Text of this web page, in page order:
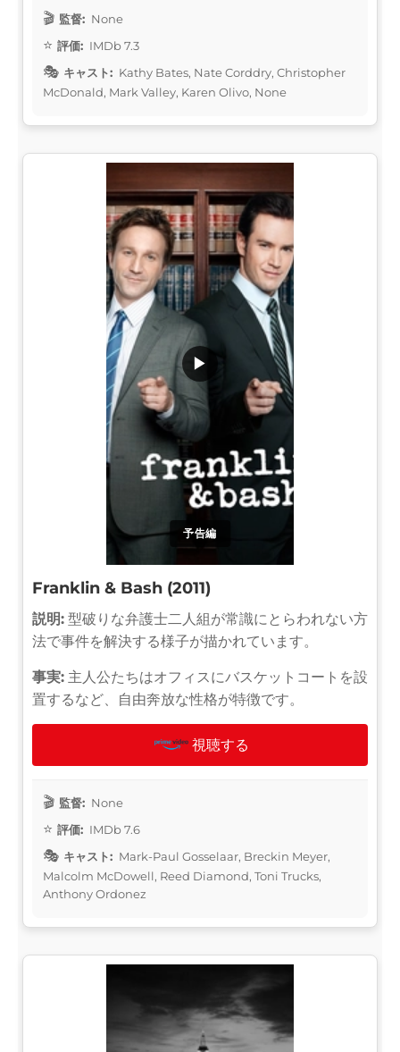
監督: None
評価: IMDb 7.3
キャスト: Kathy Bates, Nate Corddry, Christopher
McDonald, Mark Valley, Karen Olivo, None
予告編
▶
Franklin & Bash (2011)
説明: 型破りな弁護士二人組が常識にとらわれない方
法で事件を解決する様子が描かれています。
事実: 主人公たちはオフィスにバスケットコートを設
置するなど、自由奔放な性格が特徴です。
視聴する
監督: None
評価: IMDb 7.6
キャスト: Mark-Paul Gosselaar, Breckin Meyer,
Malcolm McDowell, Reed Diamond, Toni Trucks,
Anthony Ordonez